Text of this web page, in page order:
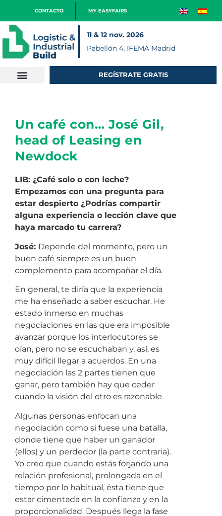
CONTACTO MY EASYFAIRS
11 & 12 nov. 2026
Pabellón 4, IFEMA Madrid
REGÍSTRATE GRATIS
Un café con… José Gil,
head of Leasing en
Newdock
LIB: ¿Café solo o con leche?
Empezamos con una pregunta para
estar despierto ¿Podrías compartir
alguna experiencia o lección clave que
haya marcado tu carrera?
José: Depende del momento, pero un
buen café siempre es un buen
complemento para acompañar el día.
En general, te diría que la experiencia
me ha enseñado a saber escuchar. He
estado inmerso en muchas
negociaciones en las que era imposible
avanzar porque los interlocutores se
oían, pero no se escuchaban y, así, es
muy difícil llegar a acuerdos. En una
negociación las 2 partes tienen que
ganar, pero también hay que ceder
cuando la visión del otro es razonable.
Algunas personas enfocan una
negociación como si fuese una batalla,
donde tiene que haber un ganador
(ellos) y un perdedor (la parte contraria).
Yo creo que cuando estás forjando una
relación profesional, prolongada en el
tiempo por lo habitual, ésta tiene que
estar cimentada en la confianza y en la
proporcionalidad. Después llega la fase